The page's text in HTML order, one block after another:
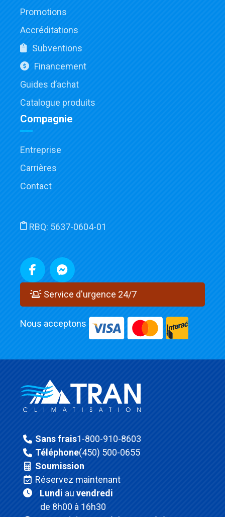
Promotions
Accréditations
Subventions
Financement
Guides d’achat
Catalogue produits
Compagnie
Entreprise
Carrières
Contact
RBQ: 5637-0604-01
Service d'urgence 24/7
Nous acceptons
Sans frais1-800-910-8603
Téléphone(450) 500-0655
Soumission
Réservez maintenant
Lundi au vendredi
de 8h00 à 16h30